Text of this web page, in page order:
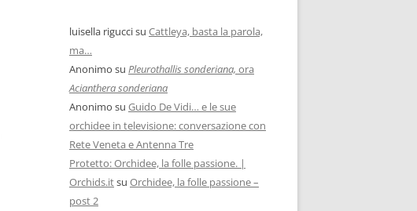
luisella riguccisu Cattleya, basta la parola,
ma…
Anonimo su Pleurothallis sonderiana, ora
Acianthera sonderiana
Anonimo su Guido De Vidi… e le sue
orchidee in televisione: conversazione con
Rete Veneta e Antenna Tre
Protetto: Orchidee, la folle passione. |
Orchids.itsu Orchidee, la folle passione –
post 2